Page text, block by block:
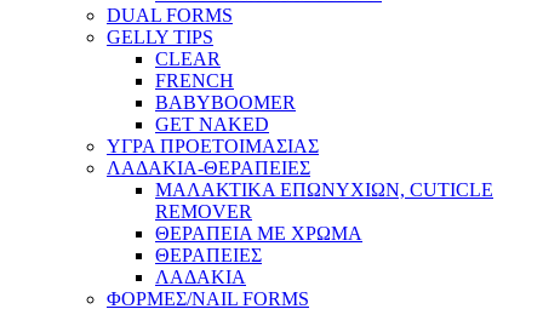
DUAL FORMS
GELLY TIPS
CLEAR
FRENCH
BABYBOOMER
GET NAKED
ΥΓΡΑ ΠΡΟΕΤΟΙΜΑΣΙΑΣ
ΛΑΔΑΚΙΑ-ΘΕΡΑΠΕΙΕΣ
ΜΑΛΑΚΤΙΚΑ ΕΠΩΝΥΧΙΩΝ, CUTICLE
REMOVER
ΘΕΡΑΠΕΙΑ ΜΕ ΧΡΩΜΑ
ΘΕΡΑΠΕΙΕΣ
ΛΑΔΑΚΙΑ
ΦΟΡΜΕΣ/NAIL FORMS